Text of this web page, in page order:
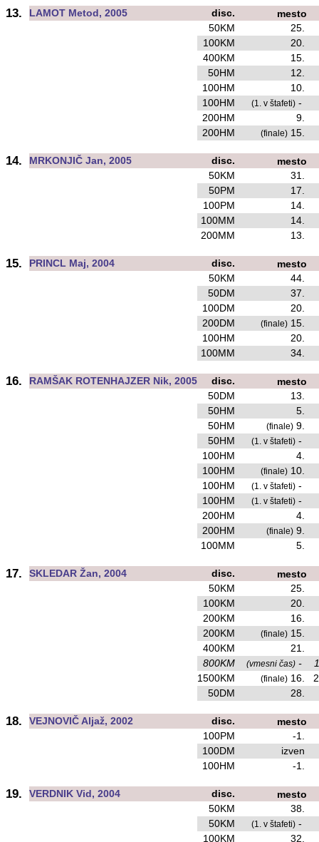
13. LAMOT Metod, 2005 disc.
mesto
50KM
25.
100KM
20.
400KM
15.
50HM
12.
100HM
10.
100HM
(1. v štafeti) -
200HM
9.
200HM
(finale) 15.
14. MRKONJIČ Jan, 2005 disc.
mesto
50KM
31.
50PM
17.
100PM
14.
100MM
14.
200MM
13.
15. PRINCL Maj, 2004 disc.
mesto
50KM
44.
50DM
37.
100DM
20.
200DM
(finale) 15.
100HM
20.
100MM
34.
16. RAMŠAK ROTENHAJZER Nik, 2005 disc.
mesto
50DM
13.
50HM
5.
50HM
(finale) 9.
50HM
(1. v štafeti) -
100HM
4.
100HM
(finale) 10.
100HM
(1. v štafeti) -
100HM
(1. v štafeti) -
200HM
4.
200HM
(finale) 9.
100MM
5.
17. SKLEDAR Žan, 2004 disc.
mesto
50KM
25.
100KM
20.
200KM
16.
200KM
(finale) 15.
400KM
21.
800KM
(vmesni čas) -
1500KM
(finale) 16.
50DM
28.
18. VEJNOVIČ Aljaž, 2002 disc.
mesto
100PM
-1.
100DM
izven
100HM
-1.
19. VERDNIK Vid, 2004 disc.
mesto
50KM
38.
50KM
(1. v štafeti) -
100KM
32.